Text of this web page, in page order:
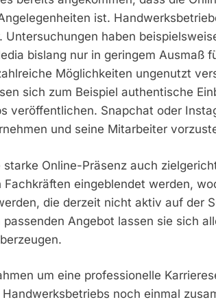
ist.
haben
bislang nur in geringem Ausmaß
Möglichkeiten ungenutzt
sich zum Beispiel authentische
veröffentlichen. Snapchat oder
und seine Mitarbeiter
Online-Präsenz auch
eingeblendet werden,
die derzeit nicht aktiv auf der
Angebot lassen sie sich
um eine professionelle
noch einmal